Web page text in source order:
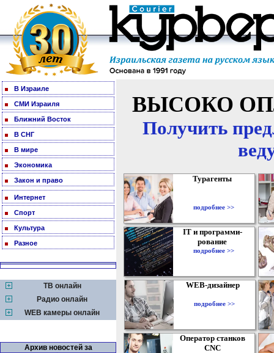
В Израиле
СМИ Израиля
Ближний Восток
В СНГ
В мире
Экономика
Закон и право
Интернет
Спорт
Культура
Разное
ТВ онлайн
Радио онлайн
WEB камеры онлайн
Архив новостей за
ВЫСОКО
Получить
Турагенты
подробнее >>
IT и программи-
рование
подробнее >>
WEB-дизайнер
подробнее >>
Оператор станков
CNC